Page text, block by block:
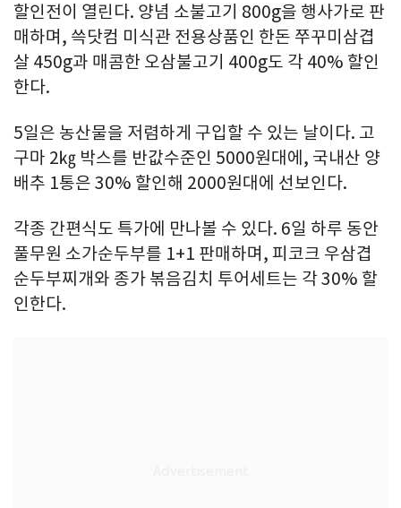
할인전이 열린다. 양념 소불고기 800g을 행사가로 판
매하며, 쓱닷컴 미식관 전용상품인 한돈 쭈꾸미삼겹
살 450g과 매콤한 오삼불고기 400g도 각 40% 할인
한다.
5일은 농산물을 저렴하게 구입할 수 있는 날이다. 고
구마 2㎏ 박스를 반값수준인 5000원대에, 국내산 양
배추 1통은 30% 할인해 2000원대에 선보인다.
각종 간편식도 특가에 만나볼 수 있다. 6일 하루 동안
풀무원 소가순두부를 1+1 판매하며, 피코크 우삼겹
순두부찌개와 종가 볶음김치 투어세트는 각 30% 할
인한다.